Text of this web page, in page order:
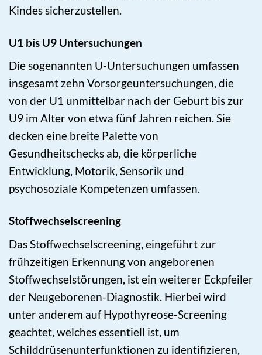
Kindes sicherzustellen.
U1 bis U9 Untersuchungen
Die sogenannten U-Untersuchungen umfassen
insgesamt zehn Vorsorgeuntersuchungen, die
von der U1 unmittelbar nach der Geburt bis zur
U9 im Alter von etwa fünf Jahren reichen. Sie
decken eine breite Palette von
Gesundheitschecks ab, die körperliche
Entwicklung, Motorik, Sensorik und
psychosoziale Kompetenzen umfassen.
Stoffwechselscreening
Das Stoffwechselscreening, eingeführt zur
frühzeitigen Erkennung von angeborenen
Stoffwechselstörungen, ist ein weiterer Eckpfeiler
der Neugeborenen-Diagnostik. Hierbei wird
unter anderem auf Hypothyreose-Screening
geachtet, welches essentiell ist, um
Schilddrüsenunterfunktionen zu identifizieren,